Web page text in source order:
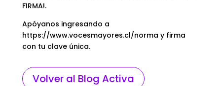
FIRMA!.
Apóyanos ingresando a
https://www.vocesmayores.cl/norma y firma
con tu clave única.
Volver al Blog Activa